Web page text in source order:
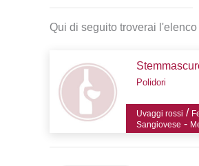
Qui di seguito troverai
Polidori
Uvaggi rossi /
Sangiovese -